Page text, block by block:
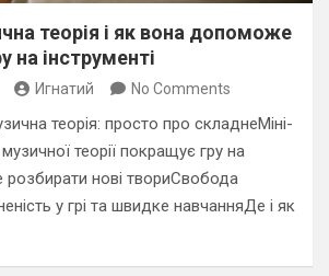
теорія і як вона допоможе
на інструменті
Игнатий No Comments
теорія: просто про складнеМіні-
теорії покращує гру на
розбирати нові твориСвобода
у грі та швидке навчанняДе і як